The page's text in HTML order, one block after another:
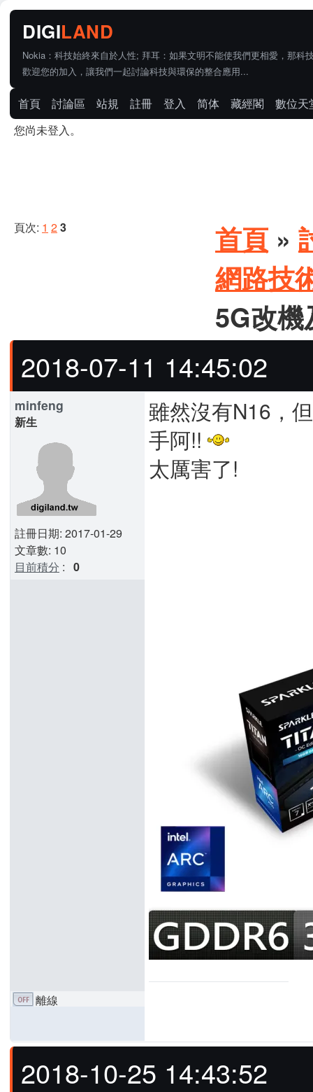
Nokia：科技始終來自於人性; 拜耳：如果文明不能使我們更相愛，那科
歡迎您的加入，讓我們一起討論科技與環保的整合應用...
首頁 討論區 站規 註冊 登入 简体 藏經閣
數位天
您尚未登入。
頁次: 1 23 首頁 »
網路技
5G改
2018-07-11 14:45:02
minfeng
新生
註冊日期: 2017-01-29
文章數: 10
目前積分 : 0
雖然沒有N16，
手阿!!
太厲害了!
離線
2018-10-25 14:43:52